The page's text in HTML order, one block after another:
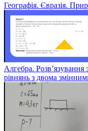
Географія. Євразія.
Алгебра. Розв’язування
рівнянь з двома